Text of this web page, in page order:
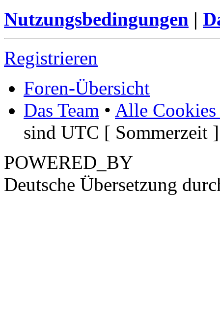
Nutzungsbedingungen |
Registrieren
Foren-Übersicht
Das Team • Alle Cookies
sind UTC [ Sommerzeit ]
POWERED_BY
Deutsche Übersetzung